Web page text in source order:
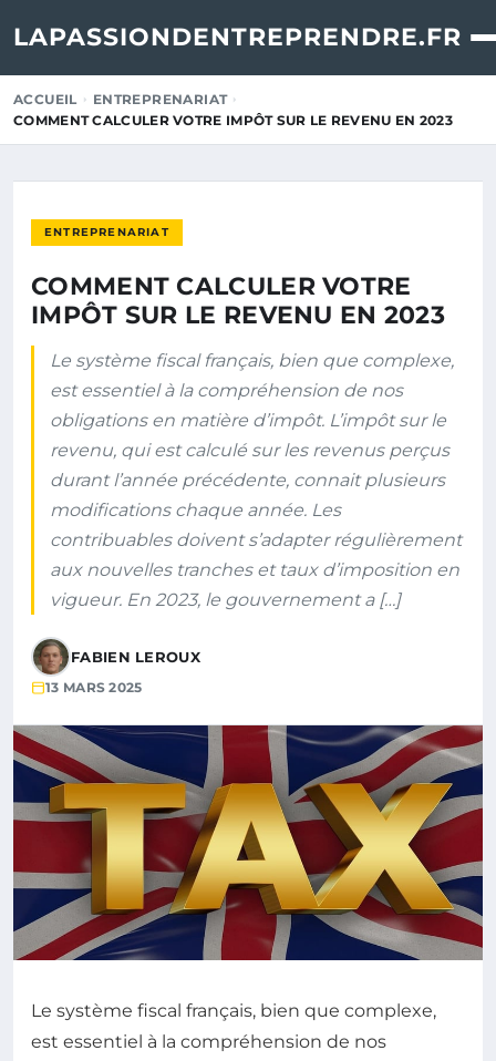
LAPASSIONDENTREPRENDRE.FR
ACCUEIL
ENTREPRENARIAT
COMMENT CALCULER VOTRE IMPÔT SUR LE REVENU EN 2023
ENTREPRENARIAT
COMMENT CALCULER VOTRE
IMPÔT SUR LE REVENU EN 2023
Le système fiscal français, bien que complexe,
est essentiel à la compréhension de nos
obligations en matière d’impôt. L’impôt sur le
revenu, qui est calculé sur les revenus perçus
durant l’année précédente, connait plusieurs
modifications chaque année. Les
contribuables doivent s’adapter régulièrement
aux nouvelles tranches et taux d’imposition en
vigueur. En 2023, le gouvernement a […]
FABIEN LEROUX
13 MARS 2025
Le système fiscal français, bien que complexe,
est essentiel à la compréhension de nos